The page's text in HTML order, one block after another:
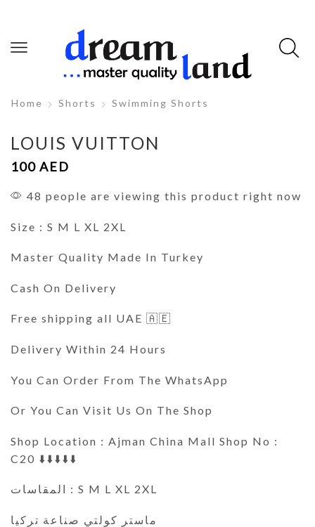
Home Shorts Swimming Shorts
LOUIS VUITTON
100 AED
48 people are viewing this product right now
Size : S M L XL 2XL
Master Quality Made In Turkey
Cash On Delivery
Free shipping all UAE 🇦🇪
Delivery Within 24 Hours
You Can Order From The WhatsApp
Or You Can Visit Us On The Shop
Shop Location : Ajman China Mall Shop No :
C20 ⬇️⬇️⬇️⬇️⬇️
المقاسات : S M L XL 2XL
ماستر كولتي صناعة تركيا